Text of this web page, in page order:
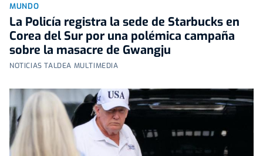
MUNDO
La Policía registra la sede de Starbucks en
Corea del Sur por una polémica campaña
sobre la masacre de Gwangju
NOTICIAS TALDEA MULTIMEDIA